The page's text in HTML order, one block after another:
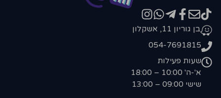
בן גוריון 11, אשקלון
054-7691815
שעות פעילות
א'-ה' 10:00 – 18:00
שישי 09:00 – 13:00